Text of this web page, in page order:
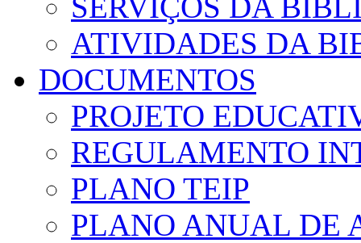
ATIVIDADES DA
DOCUMENTOS
PROJETO
REGULAMENTO
PLANO TEIP
PLANO ANUAL DE